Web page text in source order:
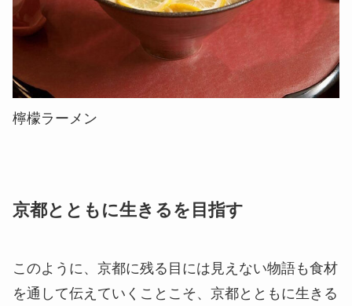
檸檬ラーメン
京都とともに生きるを目指す
このように、京都に残る目には見えない物語も食材
を通して伝えていくことこそ、京都とともに生きる